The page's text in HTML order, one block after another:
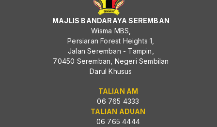
MAJLIS BANDARAYA SEREMBAN
Wisma MBS,
Persiaran Forest Heights 1,
Jalan Seremban - Tampin,
70450 Seremban, Negeri Sembilan
Darul Khusus
TALIAN AM
06 765 4333
TALIAN ADUAN
06 765 4444